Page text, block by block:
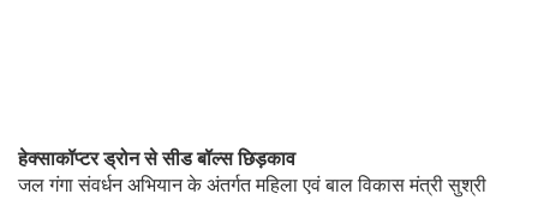
हेक्साकॉप्टर ड्रोन से सीड बॉल्स छिड़काव
जल गंगा संवर्धन अभियान के अंतर्गत महिला एवं बाल विकास मंत्री सुश्री